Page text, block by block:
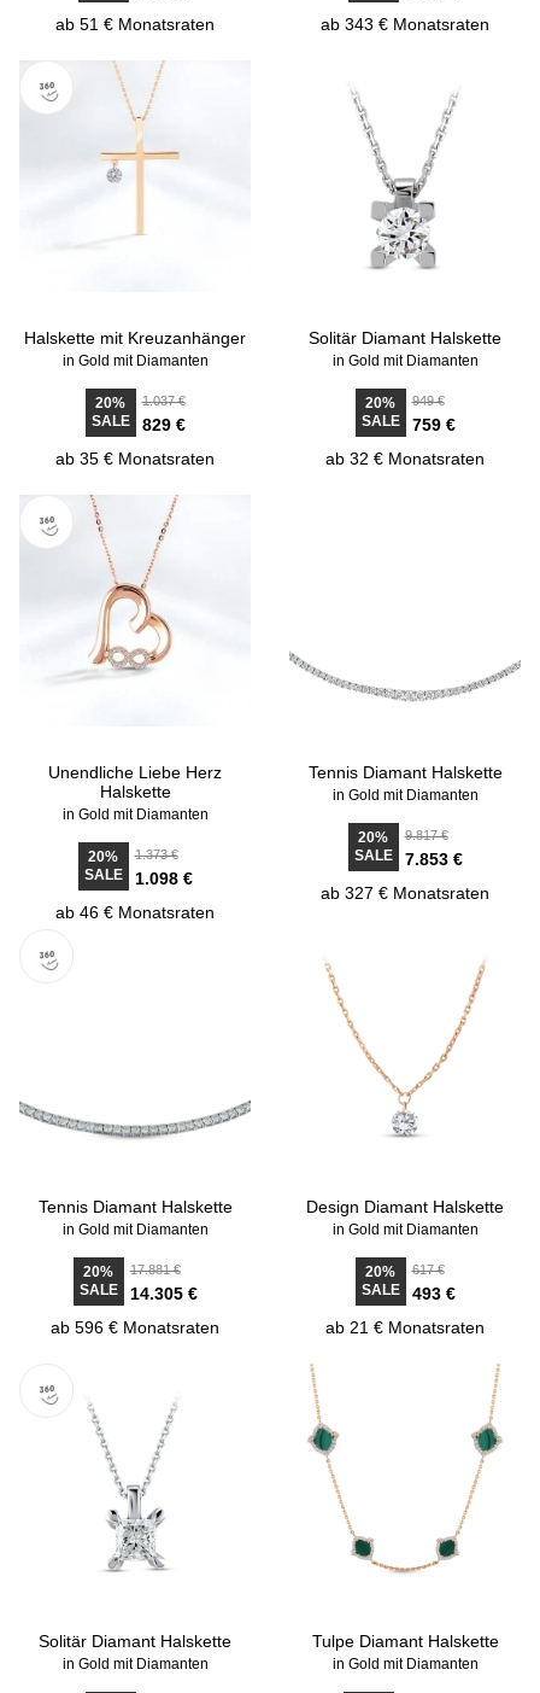
ab 51 € Monatsraten
ab 343 € Monatsraten
Halskette mit Kreuzanhänger
in Gold mit Diamanten
20%
SALE
1.037 €
829 €
ab 35 € Monatsraten
Solitär Diamant Halskette
in Gold mit Diamanten
20%
SALE
949 €
759 €
ab 32 € Monatsraten
Unendliche Liebe Herz
Halskette
in Gold mit Diamanten
20%
SALE
1.373 €
1.098 €
ab 46 € Monatsraten
Tennis Diamant Halskette
in Gold mit Diamanten
20%
SALE
9.817 €
7.853 €
ab 327 € Monatsraten
Tennis Diamant Halskette
in Gold mit Diamanten
20%
SALE
17.881 €
14.305 €
ab 596 € Monatsraten
Design Diamant Halskette
in Gold mit Diamanten
20%
SALE
617 €
493 €
ab 21 € Monatsraten
Solitär Diamant Halskette
in Gold mit Diamanten
Tulpe Diamant Halskette
in Gold mit Diamanten